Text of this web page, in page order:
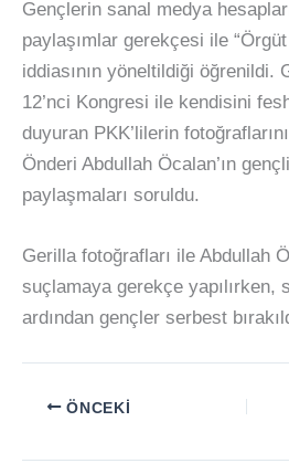
Gençlerin sanal medya
paylaşımlar gerekçesi ile “Örgüt
iddiasının yöneltildiği öğrenildi.
12’nci Kongresi ile kendisini
duyuran PKK’lilerin
Önderi Abdullah Öcalan’ın
paylaşmaları soruldu.
Gerilla fotoğrafları ile Abdullah
suçlamaya gerekçe yapılırken,
ardından gençler serbest
ÖNCEKI